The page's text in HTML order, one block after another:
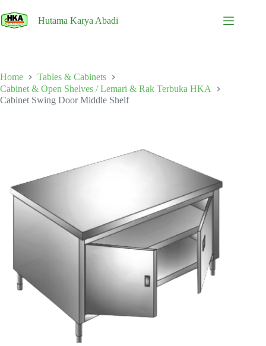
to
content
Hutama Karya Abadi
Home
Tables & Cabinets
Cabinet & Open Shelves / Lemari & Rak Terbuka HKA
Cabinet Swing Door Middle Shelf